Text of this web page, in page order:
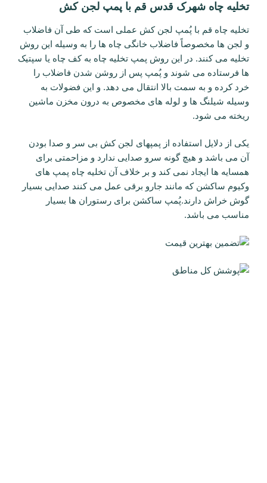
تخلیه چاه شهرک قدس قم با پمپ لجن کش
تخلیه چاه قم با پُمپ لجن کش عملی است که طی آن فاضلاب
و لجن ها مخصوصاً فاضلاب خانگی چاه ها را به وسیله این روش
تخلیه می کنند. در این روش پمپ تخلیه چاه به کف چاه یا سپتیک
ها فرستاده می شوند و پُمپ پس از روشن شدن فاضلاب را
خرد کرده و به سمت بالا انتقال می دهد. و این فضولات به
وسیله شیلنگ ها و لوله های مخصوص به درون مخزن ماشین
ریخته می شود.
یکی از دلایل استفاده از پمپهای لجن کش بی سر و صدا بودن
آن می باشد و هیچ گونه سرو صدایی ندارد و مزاحمتی برای
همسایه ها ایجاد نمی کند و بر خلاف آن تخلیه چاه پمپ های
وکیوم ساکشن که مانند جارو برقی عمل می کنند صدایی بسیار
گوش خراش دارند.پُمپ ساکشن برای رستوران ها بسیار
مناسب می باشد.